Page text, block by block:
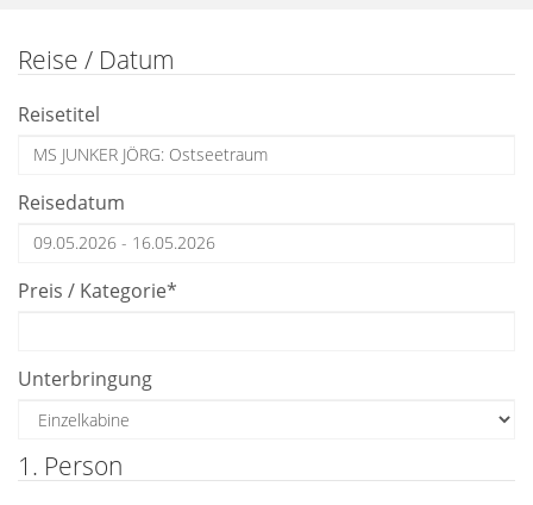
Reise / Datum
Reisetitel
Reisedatum
Preis / Kategorie*
Unterbringung
1. Person